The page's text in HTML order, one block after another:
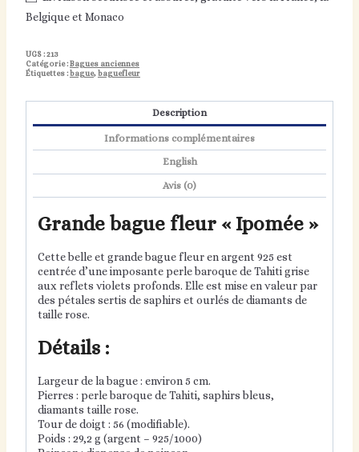
Belgique et Monaco
UGS :213
Catégorie :Bagues anciennes
Étiquettes :bague,baguefleur
Description
Informations complémentaires
English
Avis (0)
Grande bague fleur « Ipomée »
Cette belle et grande bague fleur en argent 925 est
centrée d’une imposante perle baroque de Tahiti grise
aux reflets violets profonds. Elle est mise en valeur par
des pétales sertis de saphirs et ourlés de diamants de
taille rose.
Détails :
Largeur de la bague : environ 5 cm.
Pierres : perle baroque de Tahiti, saphirs bleus,
diamants taille rose.
Tour de doigt : 56 (modifiable).
Poids : 29,2 g (argent – 925/1000)